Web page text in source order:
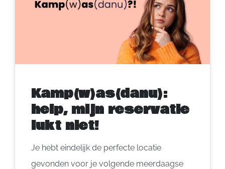
Kamp(w)as(danu):
help, mijn reservatie
lukt niet!
Je hebt eindelijk de perfecte locatie
gevonden voor je volgende meerdaagse